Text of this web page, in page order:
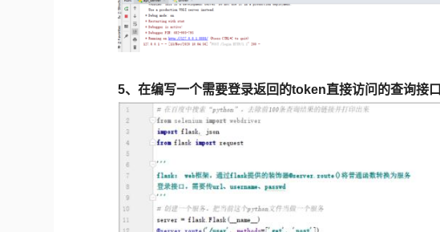
5、在编写一个需要登录返回的token直接访问的查询接口